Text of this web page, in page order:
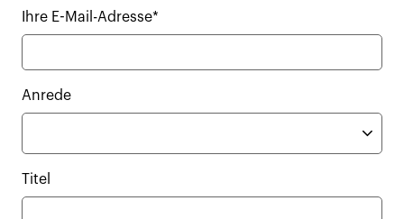
Ihre E-Mail-Adresse*
Anrede
Titel